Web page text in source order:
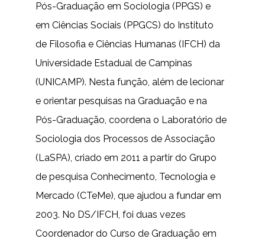
Pós-Graduação em Sociologia (PPGS) e
em Ciências Sociais (PPGCS) do Instituto
de Filosofia e Ciências Humanas (IFCH) da
Universidade Estadual de Campinas
(UNICAMP). Nesta função, além de lecionar
e orientar pesquisas na Graduação e na
Pós-Graduação, coordena o Laboratório de
Sociologia dos Processos de Associação
(LaSPA), criado em 2011 a partir do Grupo
de pesquisa Conhecimento, Tecnologia e
Mercado (CTeMe), que ajudou a fundar em
2003. No DS/IFCH, foi duas vezes
Coordenador do Curso de Graduação em